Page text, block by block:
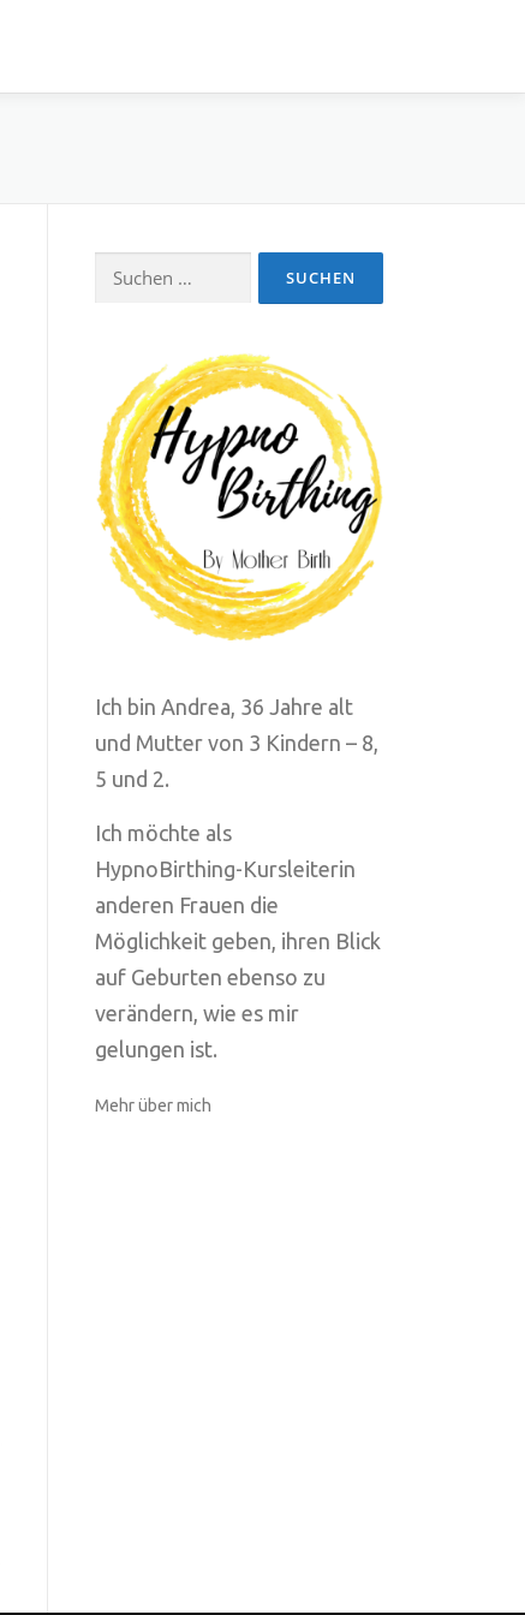
Suchen
Ich bin Andrea, 36 Jahre alt
und Mutter von 3 Kindern – 8,
5 und 2.
Ich möchte als
HypnoBirthing-Kursleiterin
anderen Frauen die
Möglichkeit geben, ihren Blick
auf Geburten ebenso zu
verändern, wie es mir
gelungen ist.
Mehr über mich